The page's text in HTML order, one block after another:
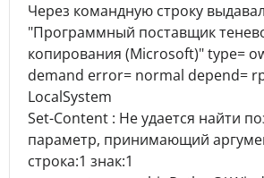
Через командную строку
"Программный поставщик
копирования (Microsoft)" type=
demand error= normal depend=
LocalSystem
Set-Content : Не удается найти
параметр, принимающий
строка:1 знак:1